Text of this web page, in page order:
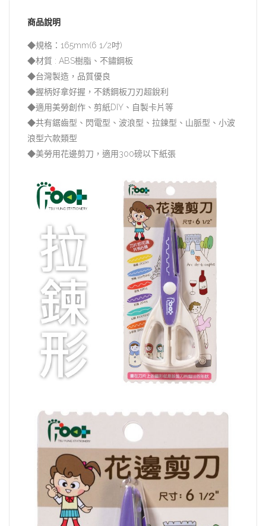
商品說明
◆規格：165mm(6 1/2吋)
◆材質 : ABS樹脂、不鏽鋼板
◆台灣製造，品質優良
◆握柄好拿好握，不銹鋼板刀刃超銳利
◆適用美勞創作、剪紙DIY、自製卡片等
◆共有鋸齒型、閃電型、波浪型、拉鍊型、山脈型、小波
浪型六款類型
◆美勞用花邊剪刀，適用300磅以下紙張